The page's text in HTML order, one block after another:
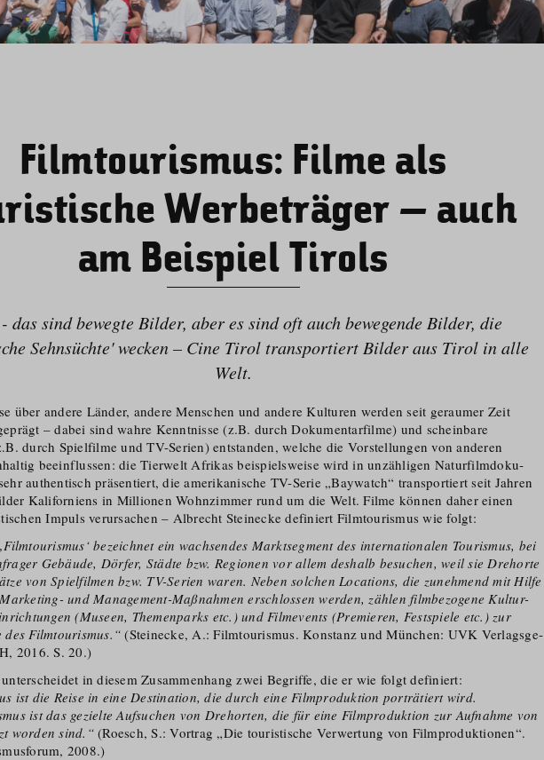
Filmtourismus: Filme als
Werbeträger – auch
am Beispiel Tirols
das sind bewegte Bilder, aber es sind oft auch bewegende Bilder, die
Sehnsüchte' wecken – Cine Tirol transportiert Bilder aus Tirol in alle
Welt.
über andere Länder, andere Menschen und andere Kulturen werden seit geraumer Zeit
– dabei sind wahre Kenntnisse (z.B. durch Dokumentarfilme) und scheinbare
durch Spielfilme und TV-Serien) entstanden, welche die Vorstellungen von anderen
beeinflussen: die Tierwelt Afrikas beispielsweise wird in unzähligen Naturfilm­do­ku­
authentisch präsentiert, die amerikanische TV-Serie „Baywatch“ transportiert seit Jahren
Kaliforniens in Millionen Wohnzimmer rund um die Welt. Filme können daher einen
Impuls verursachen – Albrecht Steinecke definiert Filmtourismus wie folgt:
bezeichnet ein wachsendes Marktsegment des internationalen Tourismus, bei
Gebäude, Dörfer, Städte bzw. Regionen vor allem deshalb besuchen, weil sie Drehorte
von Spielfilmen bzw. TV-Serien waren. Neben solchen Locations, die zunehmend mit Hilfe
und Management-Maßnahmen erschlossen werden, zählen filmbezogene Kultur-
(Museen, Themenparks etc.) und Filmevents (Premieren, Festspiele etc.) zur
des Filmtourismus.“(Steinecke, A.: Filmtourismus. Konstanz und München: UVK Verlagsge­
2016. S. 20.)
unterscheidet in diesem Zusammenhang zwei Begriffe, die er wie folgt definiert:
ist die Reise in eine Destination, die durch eine Filmproduktion porträtiert wird.
ist das gezielte Aufsuchen von Drehorten, die für eine Filmproduktion zur Aufnahme von
worden sind.“(Roesch, S.: Vortrag „Die touristische Verwertung von Filmproduktionen“.
2008.)